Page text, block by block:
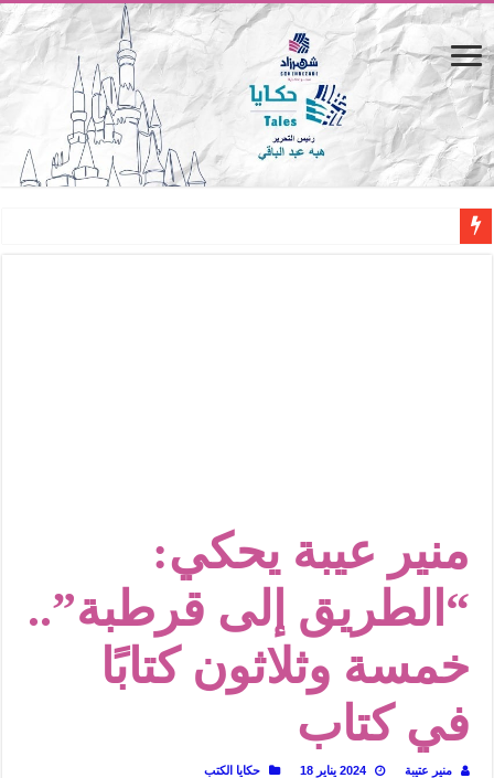
من سيرة «إيفان أجيلي» إلى نسيج الحكاية.. رحلة بسمة ناجي مع الكتابة والترجمة
من «أرشيف ريبليكا» إلى «ساحر أوز».. رحلة بسمة ناجي مع الترجمة (الجزء الأول)
من مطابخ الأسواق لـ«الدليفري».. كيف طهت المدن قديماً طعامها؟
“الرحالة العرب واكتشاف أوروبا”.. قراءة جديدة لبدايات “الاستغراب”
عوالم منصورة عز الدين.. حين يصبح الزمن بطل الرواية
الطعام في الحضارة الإسلامية.. تاريخ يُقرأ بالنكهات
يوم شاهدت زينات صدقي على المسرح وسرحت!
منير عيبة يحكي:
“الطريق إلى قرطبة”..
خمسة وثلاثون كتابًا
في كتاب
منير عتيبة 2024 يناير 18 حكايا الكتب